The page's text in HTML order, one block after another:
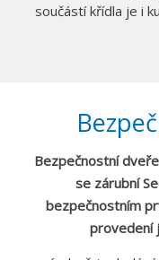
součástí křídla je i
Bezpečnostní
se zárubní
bezpečnostním
provedení